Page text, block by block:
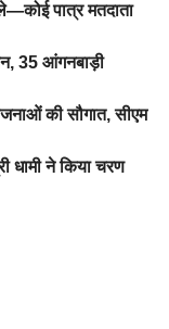
पात्र मतदाता
35 आंगनबाड़ी
की सौगात, सीएम
धामी ने किया चरण